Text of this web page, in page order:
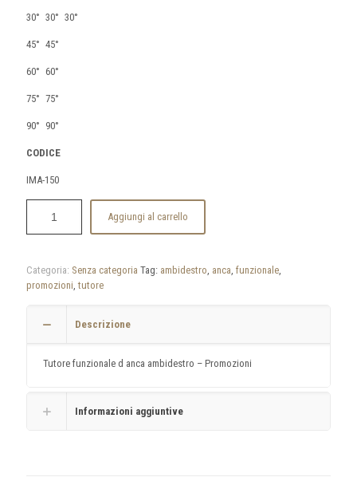
30° 30° 30°
45° 45°
60° 60°
75° 75°
90° 90°
CODICE
IMA-150
Aggiungi al carrello
Categoria: Senza categoria Tag: ambidestro, anca, funzionale,
promozioni,tutore
Descrizione
Tutore funzionale d anca ambidestro – Promozioni
Informazioni aggiuntive